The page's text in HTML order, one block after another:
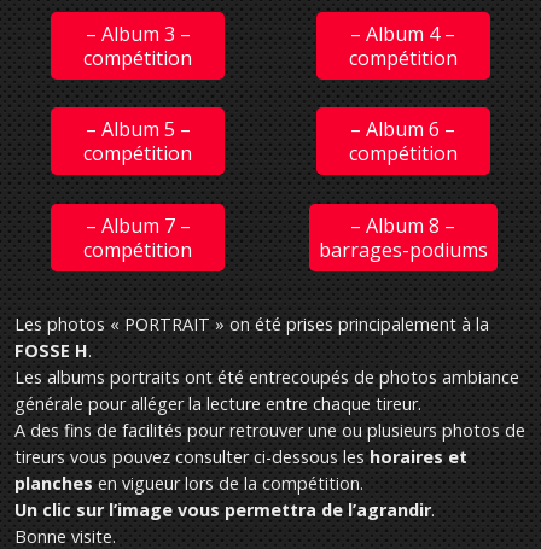
– Album 3 –
compétition
– Album 4 –
compétition
– Album 5 –
compétition
– Album 6 –
compétition
– Album 7 –
compétition
– Album 8 –
barrages-podiums
Les photos « PORTRAIT » on été prises principalement à la
FOSSE H.
Les albums portraits ont été entrecoupés de photos ambiance
générale pour alléger la lecture entre chaque tireur.
A des fins de facilités pour retrouver une ou plusieurs photos de
tireurs vous pouvez consulter ci-dessous leshoraires et
planches en vigueur lors de la compétition.
Un clic sur l’image vous permettra de l’agrandir.
Bonne visite.